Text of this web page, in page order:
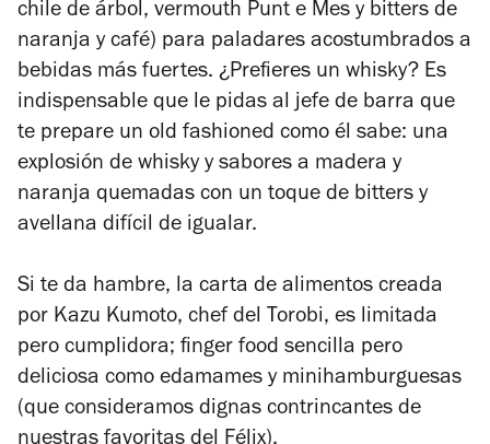
chile de árbol, vermouth Punt e Mes y bitters de
naranja y café) para paladares acostumbrados a
bebidas más fuertes. ¿Prefieres un whisky? Es
indispensable que le pidas al jefe de barra que
te prepare un old fashioned como él sabe: una
explosión de whisky y sabores a madera y
naranja quemadas con un toque de bitters y
avellana difícil de igualar.
Si te da hambre, la carta de alimentos creada
por Kazu Kumoto, chef del Torobi, es limitada
pero cumplidora; finger food sencilla pero
deliciosa como edamames y minihamburguesas
(que consideramos dignas contrincantes de